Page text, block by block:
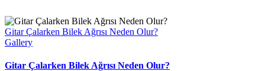
Gitar Çalarken Bilek Ağrısı Neden Olur?
Gallery
Gitar Çalarken Bilek Ağrısı Neden Olur?